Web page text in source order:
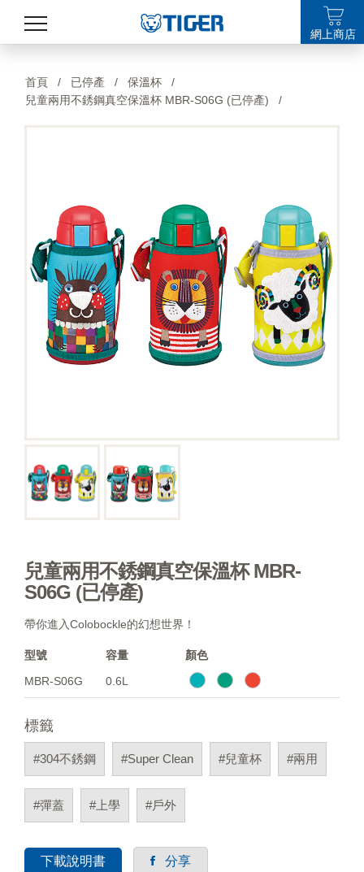
最新消息
關於我們
LANGUAGE
網上商店
首頁 / 已停產 / 保溫杯
/
兒童兩用不銹鋼真空保溫杯 MBR-S06G (已停產)
/
兒童兩用不銹鋼真空保溫杯 MBR-
S06G (已停產)
帶你進入Colobockle的幻想世界！
型號 容量
顏色
MBR-S06G
0.6L
標籤
#304不銹鋼 #Super Clean #兒童杯 #兩用
#彈蓋 #上學 #戶外
下載說明書 分享